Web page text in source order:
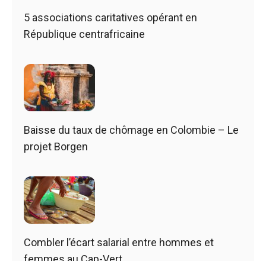
5 associations caritatives opérant en
République centrafricaine
Baisse du taux de chômage en Colombie – Le
projet Borgen
Combler l’écart salarial entre hommes et